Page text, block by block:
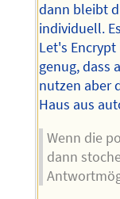
dann bleibt
individuell.
Let's
genug, dass
nutzen aber
Haus aus
Wenn die
dann